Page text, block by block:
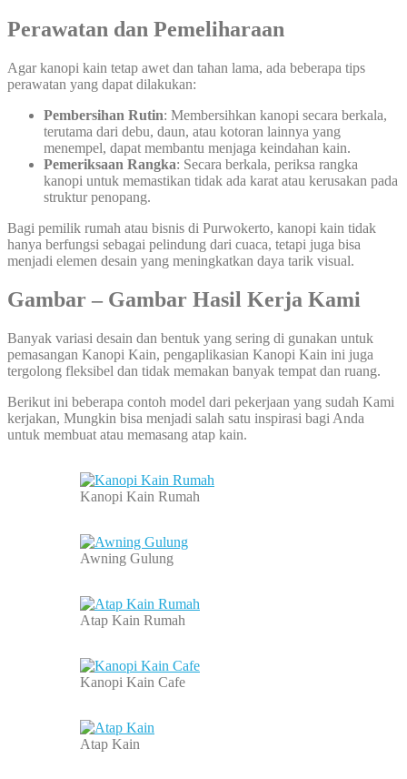
Perawatan dan Pemeliharaan
Agar kanopi kain tetap awet dan tahan lama, ada beberapa tips
perawatan yang dapat dilakukan:
Pembersihan Rutin: Membersihkan kanopi secara berkala,
terutama dari debu, daun, atau kotoran lainnya yang
menempel, dapat membantu menjaga keindahan kain.
Pemeriksaan Rangka: Secara berkala, periksa rangka
kanopi untuk memastikan tidak ada karat atau kerusakan pada
struktur penopang.
Bagi pemilik rumah atau bisnis di Purwokerto, kanopi kain tidak
hanya berfungsi sebagai pelindung dari cuaca, tetapi juga bisa
menjadi elemen desain yang meningkatkan daya tarik visual.
Gambar – Gambar Hasil Kerja Kami
Banyak variasi desain dan bentuk yang sering di gunakan untuk
pemasangan Kanopi Kain, pengaplikasian Kanopi Kain ini juga
tergolong fleksibel dan tidak memakan banyak tempat dan ruang.
Berikut ini beberapa contoh model dari pekerjaan yang sudah Kami
kerjakan, Mungkin bisa menjadi salah satu inspirasi bagi Anda
untuk membuat atau memasang atap kain.
Kanopi Kain Rumah
Awning Gulung
Atap Kain Rumah
Kanopi Kain Cafe
Atap Kain